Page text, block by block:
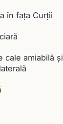
în faţa Curţii
cale amiabilă şi